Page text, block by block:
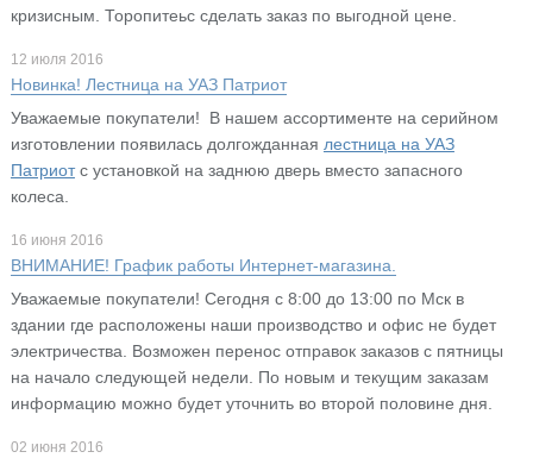
кризисным. Торопитеьс сделать заказ по выгодной цене.
12 июля 2016
Новинка! Лестница на УАЗ Патриот
Уважаемые покупатели! В нашем ассортименте на серийном
изготовлении появилась долгожданная лестница на УАЗ
Патриотс установкой на заднюю дверь вместо запасного
колеса.
16 июня 2016
ВНИМАНИЕ! График работы Интернет-магазина.
Уважаемые покупатели! Сегодня с 8:00 до 13:00 по Мск в
здании где расположены наши производство и офис не будет
электричества. Возможен перенос отправок заказов с пятницы
на начало следующей недели. По новым и текущим заказам
информацию можно будет уточнить во второй половине дня.
02 июня 2016